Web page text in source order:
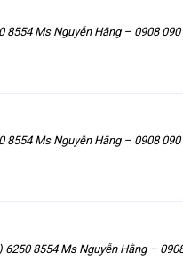
8554 Ms Nguyễn Hằng – 0908
8554 Ms Nguyễn Hằng – 0908
6250 8554 Ms Nguyễn Hằng –